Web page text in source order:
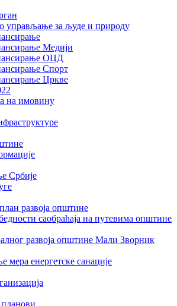
управљање за људе и природу
Медији
ОЦД
Спорт
Цркве
на имовину
Србије
развоја општине
саобраћаја на путевима општине
развоја општине Мали Зворник
мера енергетске санације